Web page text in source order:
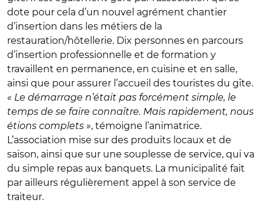
dote pour cela d’un nouvel agrément chantier
d’insertion dans les métiers de la
restauration/hôtellerie. Dix personnes en parcours
d’insertion professionnelle et de formation y
travaillent en permanence, en cuisine et en salle,
ainsi que pour assurer l’accueil des touristes du gîte.
« Le démarrage n’était pas forcément simple, le
temps de se faire connaître. Mais rapidement, nous
étions complets », témoigne l’animatrice.
L’association mise sur des produits locaux et de
saison, ainsi que sur une souplesse de service, qui va
du simple repas aux banquets. La municipalité fait
par ailleurs régulièrement appel à son service de
traiteur.